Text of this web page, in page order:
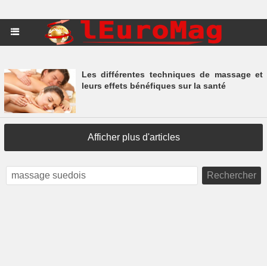
Les différentes techniques de massage et
leurs effets bénéfiques sur la santé
Afficher plus d'articles
Rechercher